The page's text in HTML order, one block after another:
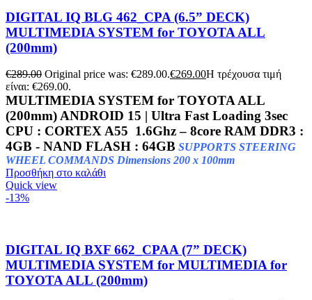
DIGITAL IQ BLG 462_CPA (6.5” DECK)
MULTIMEDIA SYSTEM for TOYOTA ALL
(200mm)
€289.00 Original price was: €289.00.€269.00Η τρέχουσα τιμή
είναι: €269.00.
MULTIMEDIA SYSTEM for TOYOTA ALL
(200mm)ANDROID 15 | Ultra Fast Loading 3sec
CPU : CORTEX A55 1.6Ghz – 8core RAM DDR3 :
4GB - NAND FLASH : 64GB SUPPORTS STEERING
WHEEL COMMANDS Dimensions 200 x 100mm
Προσθήκη στο καλάθι
Quick view
-13%
DIGITAL IQ BXF 662_CPAA (7” DECK)
MULTIMEDIA SYSTEM for MULTIMEDIA for
TOYOTA ALL (200mm)